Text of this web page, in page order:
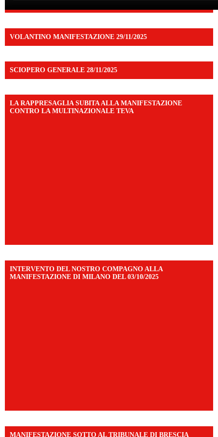
VOLANTINO MANIFESTAZIONE 29/11/2025
SCIOPERO GENERALE 28/11/2025
LA RAPPRESAGLIA SUBITA ALLA MANIFESTAZIONE
CONTRO LA MULTINAZIONALE TEVA
INTERVENTO DEL NOSTRO COMPAGNO ALLA
MANIFESTAZIONE DI MILANO DEL 03/10/2025
MANIFESTAZIONE SOTTO AL TRIBUNALE DI BRESCIA